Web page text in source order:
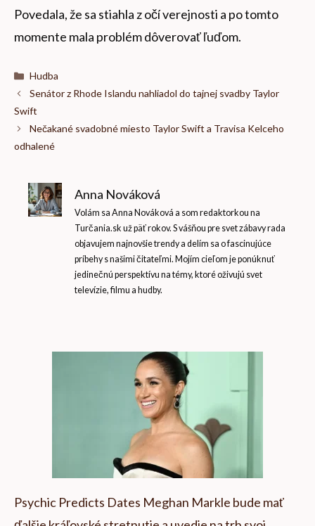
Povedala, že sa stiahla z očí verejnosti a po tomto
momente mala problém dôverovať ľuďom.
Kategórie
Hudba
Senátor z Rhode Islandu nahliadol do tajnej svadby Taylor
Swift
Nečakané svadobné miesto Taylor Swift a Travisa Kelceho
odhalené
Anna Nováková
Volám sa Anna Nováková a som redaktorkou na
Turčania.sk už päť rokov. S vášňou pre svet zábavy rada
objavujem najnovšie trendy a delím sa o fascinujúce
príbehy s našimi čitateľmi. Mojím cieľom je ponúknuť
jedinečnú perspektívu na témy, ktoré oživujú svet
televízie, filmu a hudby.
Psychic Predicts Dates Meghan Markle bude mať